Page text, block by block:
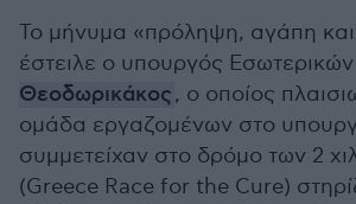
Το μήνυμα «πρόληψη, αγάπη
έστειλε ο υπουργός Εσωτερικών
Θεοδωρικάκος, ο οποίος
ομάδα εργαζομένων στο
συμμετείχαν στο δρόμο των 2
(Greece Race for the Cure)